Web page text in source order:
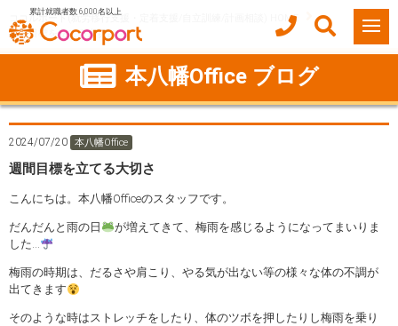
累計就職者数 6,000名以上
ココルポート(就労移行支援・定着支援/自立訓練/計画相談) HOME
週間目標を立てる大切さ
本八幡Office ブログ
2024/07/20 本八幡Office
週間目標を立てる大切さ
こんにちは。本八幡Officeのスタッフです。
だんだんと雨の日
が増えてきて、梅雨を感じるようになってまいりま
した…
梅雨の時期は、だるさや肩こり、やる気が出ない等の様々な体の不調が
出てきます
そのような時はストレッチをしたり、体のツボを押したりし梅雨を乗り